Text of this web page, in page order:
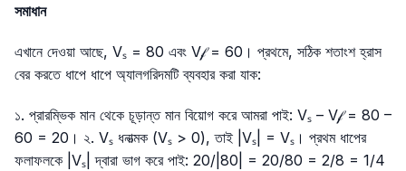
সমাধান
এখানে দেওয়া আছে, Vₛ = 80 এবং V𝒻 = 60। প্রথমে, সঠিক শতাংশ হ্রাস
বের করতে ধাপে ধাপে অ্যালগরিদমটি ব্যবহার করা যাক:
১. প্রারম্ভিক মান থেকে চূড়ান্ত মান বিয়োগ করে আমরা পাই: Vₛ – V𝒻 = 80 –
60 = 20। ২. Vₛ ধনাত্মক (Vₛ > 0), তাই |Vₛ| = Vₛ। প্রথম ধাপের
ফলাফলকে |Vₛ| দ্বারা ভাগ করে পাই: 20/|80| = 20/80 = 2/8 = 1/4